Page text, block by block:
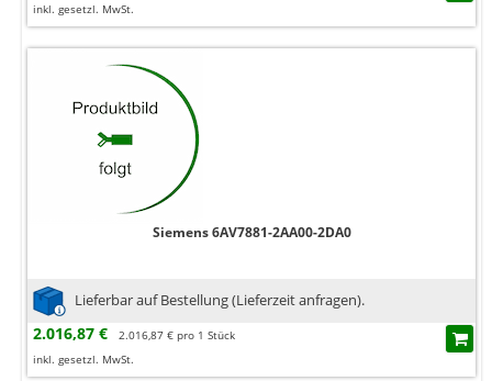
inkl. gesetzl. MwSt.
Siemens 6AV7881-2AA00-2DA0
Lieferbar auf Bestellung (Lieferzeit anfragen).
2.016,87 €
2.016,87 € pro 1 Stück
inkl. gesetzl. MwSt.